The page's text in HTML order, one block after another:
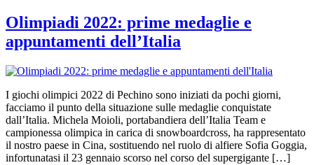
Olimpiadi 2022: prime medaglie e
appuntamenti dell’Italia
I giochi olimpici 2022 di Pechino sono iniziati da pochi giorni,
facciamo il punto della situazione sulle medaglie conquistate
dall’Italia. Michela Moioli, portabandiera dell’Italia Team e
campionessa olimpica in carica di snowboardcross, ha rappresentato
il nostro paese in Cina, sostituendo nel ruolo di alfiere Sofia Goggia,
infortunatasi il 23 gennaio scorso nel corso del supergigante […]